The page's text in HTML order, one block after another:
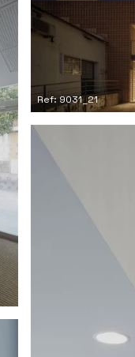
Ref: 9031_21